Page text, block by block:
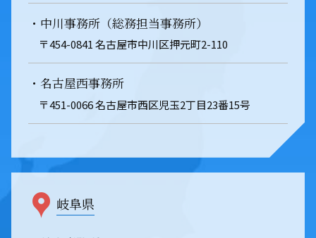
・中川事務所（総務担当事務所）
〒454-0841 名古屋市中川区押元町2-110
・名古屋西事務所
〒451-0066 名古屋市西区児玉2丁目23番15号
岐阜県